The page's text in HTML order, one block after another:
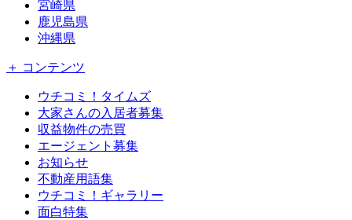
宮崎県
鹿児島県
沖縄県
＋ コンテンツ
ウチコミ！タイムズ
大家さんの入居者募集
収益物件の売買
エージェント募集
お知らせ
不動産用語集
ウチコミ！ギャラリー
面白特集